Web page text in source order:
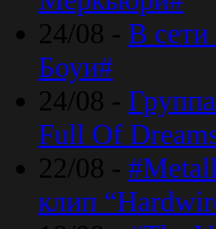
24/08 - В сети
Боуи#
24/08 -
Full Of
22/08 -
клип